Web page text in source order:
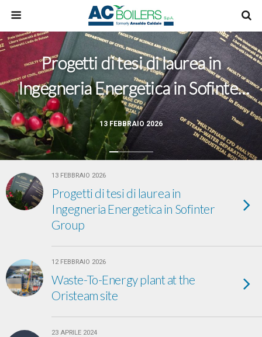
13 FEBBRAIO 2026
Progetti di tesi di laurea in
Ingegneria Energetica in Sofinter
Group
13 FEBBRAIO 2026
Progetti di tesi di laurea in
Ingegneria Energetica in Sofinter
Group
12 FEBBRAIO 2026
Waste-To-Energy plant at the
Oristeam site
23 APRILE 2024